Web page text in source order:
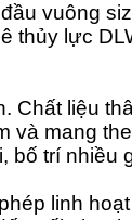
vuông
thủy lực
Chất liệu
và mang
trí nhiều
linh